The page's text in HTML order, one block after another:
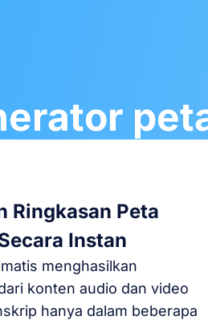
Ringkasan Peta
Instan
menghasilkan
konten audio dan video
hanya dalam beberapa